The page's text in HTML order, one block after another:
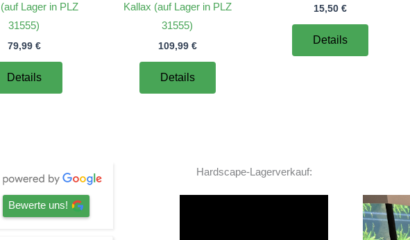
Lager in PLZ
31555)
79,99 €
Details
Kallax (auf Lager in PLZ
31555)
109,99 €
Details
15,50€
Details
Bewerte uns!
Hardscape-Lagerverkauf: